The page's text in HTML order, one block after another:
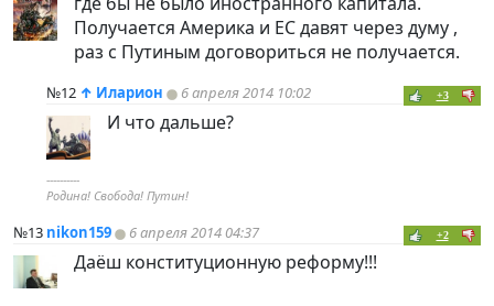
Получается Америка и ЕС давят через думу ,
раз с Путиным договориться не получается.
№12 ↑ Иларион 6 апреля 2014 10:02 +3
И что дальше?
----------
Родина! Свобода! Путин!
№13 nikon159 6 апреля 2014 04:37 +2
Даёш конституционную реформу!!!